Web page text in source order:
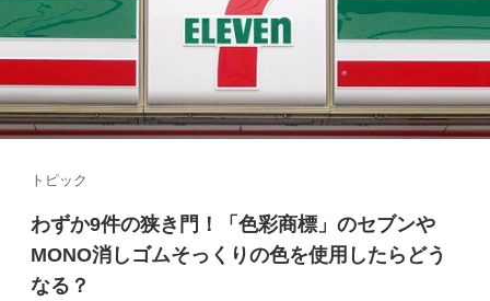
トピック
わずか9件の狭き門！「色彩商標」のセブンや
MONO消しゴムそっくりの色を使用したらどう
なる？